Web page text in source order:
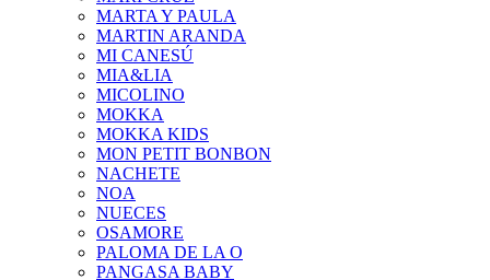
MARTA Y PAULA
MARTIN ARANDA
MI CANESÚ
MIA&LIA
MICOLINO
MOKKA
MOKKA KIDS
MON PETIT BONBON
NACHETE
NOA
NUECES
OSAMORE
PALOMA DE LA O
PANGASA BABY